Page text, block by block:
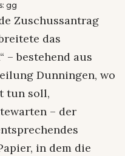
gg
Zuschussantrag
das
– bestehend aus
Dunningen, wo
tun soll,
– der
in dem die